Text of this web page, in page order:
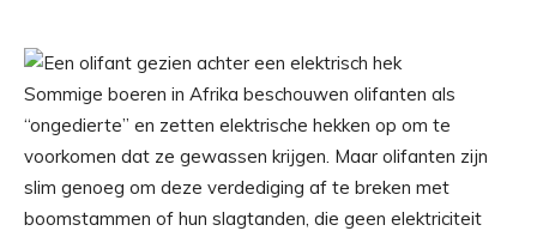
Sommige boeren in Afrika beschouwen olifanten als
“ongedierte” en zetten elektrische hekken op om te
voorkomen dat ze gewassen krijgen. Maar olifanten zijn
slim genoeg om deze verdediging af te breken met
boomstammen of hun slagtanden, die geen elektriciteit